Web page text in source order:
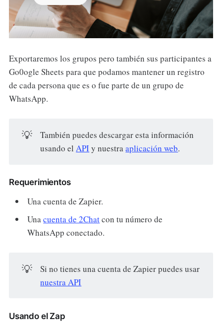
Exportaremos los grupos pero también sus participantes a
Go0ogle Sheets para que podamos mantener un registro
de cada persona que es o fue parte de un grupo de
WhatsApp.
💡
También puedes descargar esta información
usando elAPIy nuestraaplicación web.
Requerimientos
Una cuenta de Zapier.
Unacuenta de 2Chatcon tu número de
WhatsApp conectado.
💡
Si no tienes una cuenta de Zapier puedes usar
nuestra API
Usando el Zap